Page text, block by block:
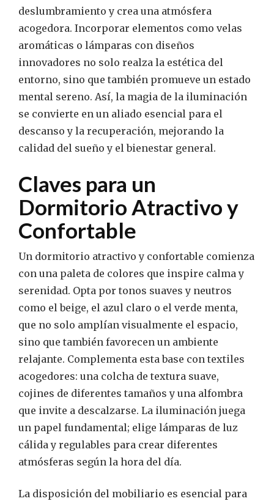
deslumbramiento y crea una atmósfera
acogedora. Incorporar elementos como velas
aromáticas o lámparas con diseños
innovadores no solo realza la estética del
entorno, sino que también promueve un estado
mental sereno. Así, la magia de la iluminación
se convierte en un aliado esencial para el
descanso y la recuperación, mejorando la
calidad del sueño y el bienestar general.
Claves para un
Dormitorio Atractivo y
Confortable
Un dormitorio atractivo y confortable comienza
con una paleta de colores que inspire calma y
serenidad. Opta por tonos suaves y neutros
como el beige, el azul claro o el verde menta,
que no solo amplían visualmente el espacio,
sino que también favorecen un ambiente
relajante. Complementa esta base con textiles
acogedores: una colcha de textura suave,
cojines de diferentes tamaños y una alfombra
que invite a descalzarse. La iluminación juega
un papel fundamental; elige lámparas de luz
cálida y regulables para crear diferentes
atmósferas según la hora del día.
La disposición del mobiliario es esencial para